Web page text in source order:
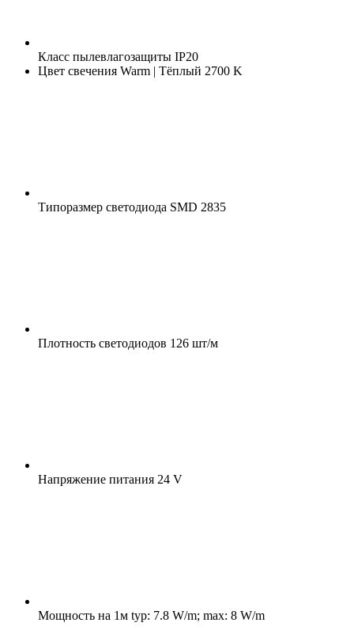
Класс пылевлагозащиты IP20
Цвет свечения Warm | Тёплый 2700 K
Типоразмер светодиода SMD 2835
Плотность светодиодов 126 шт/м
Напряжение питания 24 V
Мощность на 1м typ: 7.8 W/m; max: 8 W/m